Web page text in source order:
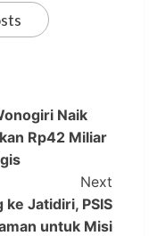
Naik
Rp42 Miliar
Next
ke Jatidiri, PSIS
untuk Misi